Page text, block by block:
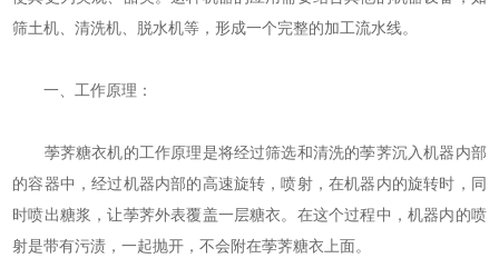
筛土机、清洗机、脱水机等，形成一个完整的加工流水线。
一、工作原理：
荸荠糖衣机的工作原理是将经过筛选和清洗的荸荠沉入机器内部
的容器中，经过机器内部的高速旋转，喷射，在机器内的旋转时，同
时喷出糖浆，让荸荠外表覆盖一层糖衣。在这个过程中，机器内的喷
射是带有污渍，一起抛开，不会附在荸荠糖衣上面。